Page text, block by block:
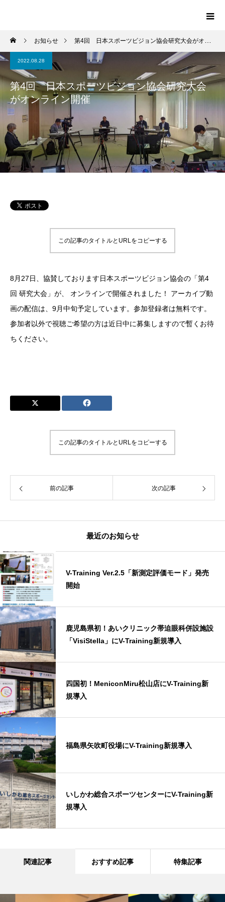
お知らせ 第4回 日本スポーツビジョン協会研究大会がオンライン開催
2022.08.28
第4回 日本スポーツビジョン協会研究大会
がオンライン開催
この記事のタイトルとURLをコピーする
8月27日、協賛しております日本スポーツビジョン協会の「第4
回 研究大会」が、 オンラインで開催されました！ アーカイブ動
画の配信は、9月中旬予定しています。参加登録者は無料です。
参加者以外で視聴ご希望の方は近日中に募集しますので暫くお待
ちください。
この記事のタイトルとURLをコピーする
前の記事 次の記事
最近のお知らせ
V-Training Ver.2.5「新測定評価モード」発売
開始
鹿児島県初！あいクリニック帯迫眼科併設施設
「VisiStella」にV-Training新規導入
四国初！MeniconMiru松山店にV-Training新
規導入
福島県矢吹町役場にV-Training新規導入
いしかわ総合スポーツセンターにV-Training新
規導入
関連記事 おすすめ記事 特集記事